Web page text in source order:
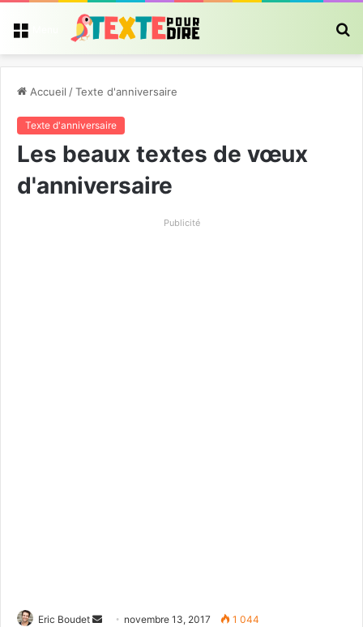
Accueil /Texte d'anniversaire
Texte d'anniversaire
Les beaux textes de vœux
d'anniversaire
Publicité
Eric Boudet novembre 13, 2017 1 044